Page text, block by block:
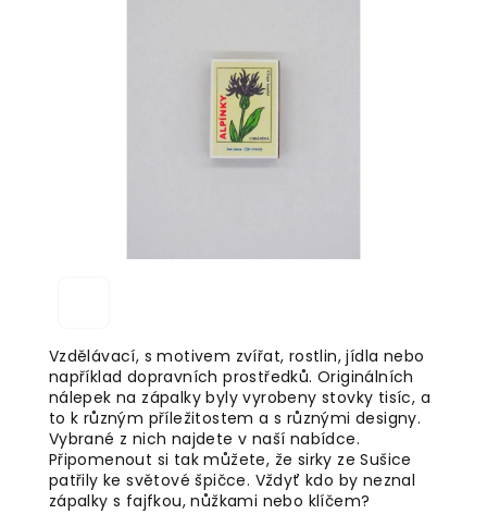
Vzdělávací, s motivem zvířat, rostlin, jídla nebo
například dopravních prostředků. Originálních
nálepek na zápalky byly vyrobeny stovky tisíc, a
to k různým příležitostem a s různými designy.
Vybrané z nich najdete v naší nabídce.
Připomenout si tak můžete, že sirky ze Sušice
patřily ke světové špičce. Vždyť kdo by neznal
zápalky s fajfkou, nůžkami nebo klíčem?